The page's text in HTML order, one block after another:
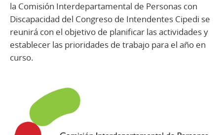
la Comisión Interdepartamental de Personas con
Discapacidad del Congreso de Intendentes Cipedi se
reunirá con el objetivo de planificar las actividades y
establecer las prioridades de trabajo para el año en
curso.